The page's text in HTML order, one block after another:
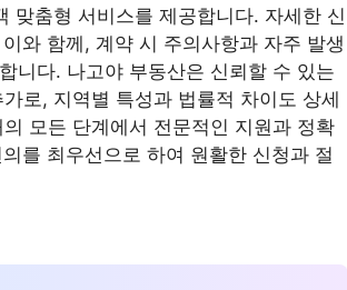
맞춤형 서비스를 제공합니다. 자세한 신
와 함께, 계약 시 주의사항과 자주 발생
니다. 나고야 부동산은 신뢰할 수 있는
로, 지역별 특성과 법률적 차이도 상세
모든 단계에서 전문적인 지원과 정확
를 최우선으로 하여 원활한 신청과 절